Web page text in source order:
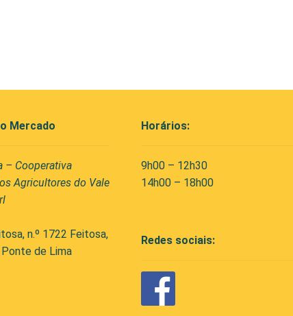
Mercado
– Cooperativa
Agricultores do Vale
n.º 1722 Feitosa,
de Lima
Horários:
9h00 – 12h30
14h00 – 18h00
Redes sociais: